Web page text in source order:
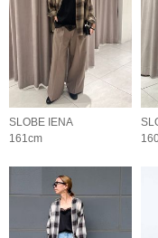
SLOBE IENA
161cm